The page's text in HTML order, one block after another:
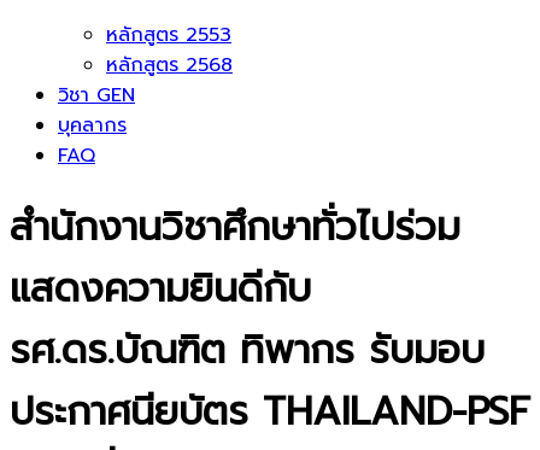
หลักสูตร 2553
หลักสูตร 2568
วิชา GEN
บุคลากร
FAQ
สำนักงานวิชาศึกษาทั่วไปร่วม
แสดงความยินดีกับ
รศ.ดร.บัณฑิต ทิพากร รับมอบ
ประกาศนียบัตร THAILAND-PSF